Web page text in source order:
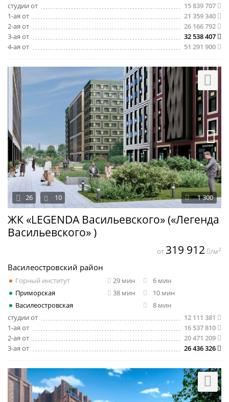
студии от
15 839 707
1-ая от
21 359 340
2-ая от
26 166 792
3-ая от
32 538 407
4-ая от
51 291 900
ЖК «LEGENDA Васильевского» («Легенда
Васильевского» )
1 300
26 10
Василеостровский район
Горный институт 29 мин
6 мин
Приморская
38 мин
10 мин
Василеостровская
8 мин
студии от
12 111 381
1-ая от
16 537 810
2-ая от
20 471 209
3-ая от
26 436 326
от 319 912 /м2